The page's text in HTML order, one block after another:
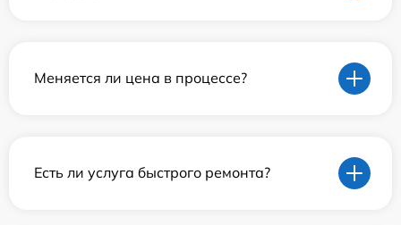
Меняется ли цена в процессе?
Есть ли услуга быстрого ремонта?